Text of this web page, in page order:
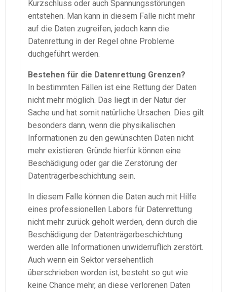
Kurzschluss oder auch Spannungsstörungen
entstehen. Man kann in diesem Falle nicht mehr
auf die Daten zugreifen, jedoch kann die
Datenrettung in der Regel ohne Probleme
duchgeführt werden.
Bestehen für die Datenrettung Grenzen?
In bestimmten Fällen ist eine Rettung der Daten
nicht mehr möglich. Das liegt in der Natur der
Sache und hat somit natürliche Ursachen. Dies gilt
besonders dann, wenn die physikalischen
Informationen zu den gewünschten Daten nicht
mehr existieren. Gründe hierfür können eine
Beschädigung oder gar die Zerstörung der
Datenträgerbeschichtung sein.
In diesem Falle können die Daten auch mit Hilfe
eines professionellen Labors für Datenrettung
nicht mehr zurück geholt werden, denn durch die
Beschädigung der Datenträgerbeschichtung
werden alle Informationen unwiderruflich zerstört.
Auch wenn ein Sektor versehentlich
überschrieben worden ist, besteht so gut wie
keine Chance mehr, an diese verlorenen Daten